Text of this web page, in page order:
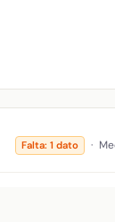
Falta: 1 dato ·